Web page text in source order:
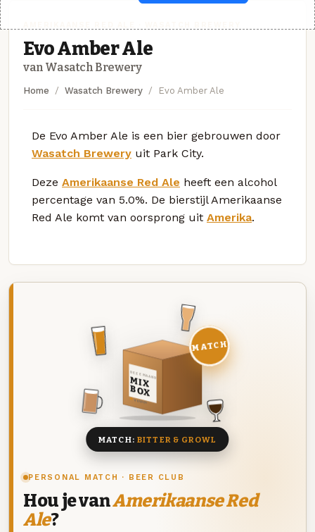
Evo Amber Ale
van Wasatch Brewery
Home Wasatch Brewery Evo Amber Ale
De Evo Amber Ale is een bier gebrouwen door
Wasatch Brewery uit Park City.
Deze Amerikaanse Red Ale heeft een alcohol
percentage van 5.0%. De bierstijl Amerikaanse
Red Ale komt van oorsprong uit Amerika.
PERSONAL MATCH · BEER CLUB
Hou je vanAmerikaanse Red
Ale?
DEZE MAAND
MIX
BOX
8 BIEREN
MATCH
MATCH: BITTER & GROWL